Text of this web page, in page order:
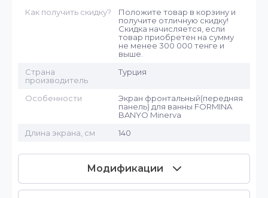
Как получить скидку?
Положите товар в корзину и
получите отличную скидку!
Скидка начисляется, если
товар приобретен на сумму
не менее 300 000 тенге и
выше.
Страна
производитель
Турция
Особенности
Экран фронтальный(передняя
панель) для ванны FORMINA
BANYO Minerva
Длина экрана, см
140
Модификации